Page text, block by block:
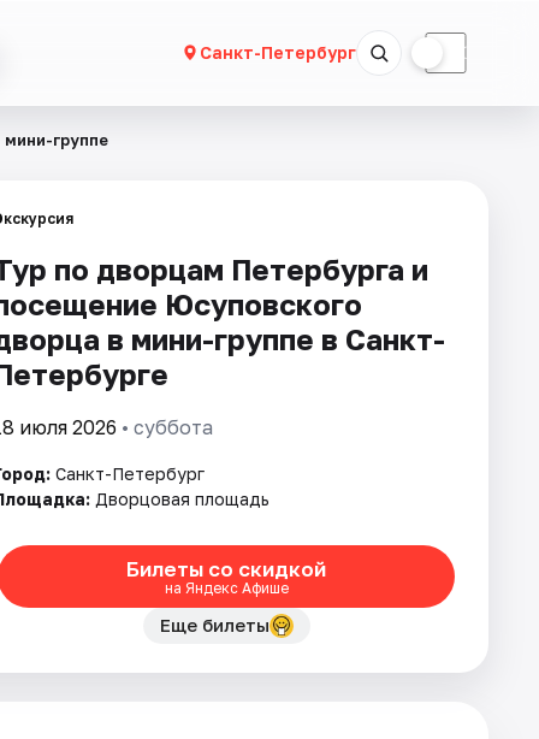
Санкт-Петербург ☾
группе
по дворцам Петербурга и
Юсуповского
в мини-группе в Санкт-
июля 2026 • суббота
Санкт-Петербург
Дворцовая площадь
Билеты со скидкой
на Яндекс Афише
Еще билеты